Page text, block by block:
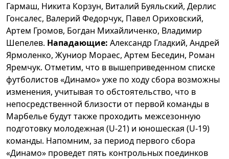
Гармаш, Никита Корзун, Виталий Буяльский, Дерлис
Гонсалес, Валерий Федорчук, Павел Ориховский,
Артем Громов, Богдан Михайличенко, Владимир
Шепелев. Нападающие: Александр Гладкий, Андрей
Ярмоленко, Жуниор Мораес, Артем Беседин, Роман
Яремчук. Отметим, что в вышеприведенном списке
футболистов «Динамо» уже по ходу сбора возможны
изменения, учитывая то обстоятельство, что в
непосредственной близости от первой команды в
Марбелье будут также проходить межсезонную
подготовку молодежная (U-21) и юношеская (U-19)
команды. Напомним, за период первого сбора
«Динамо» проведет пять контрольных поединков